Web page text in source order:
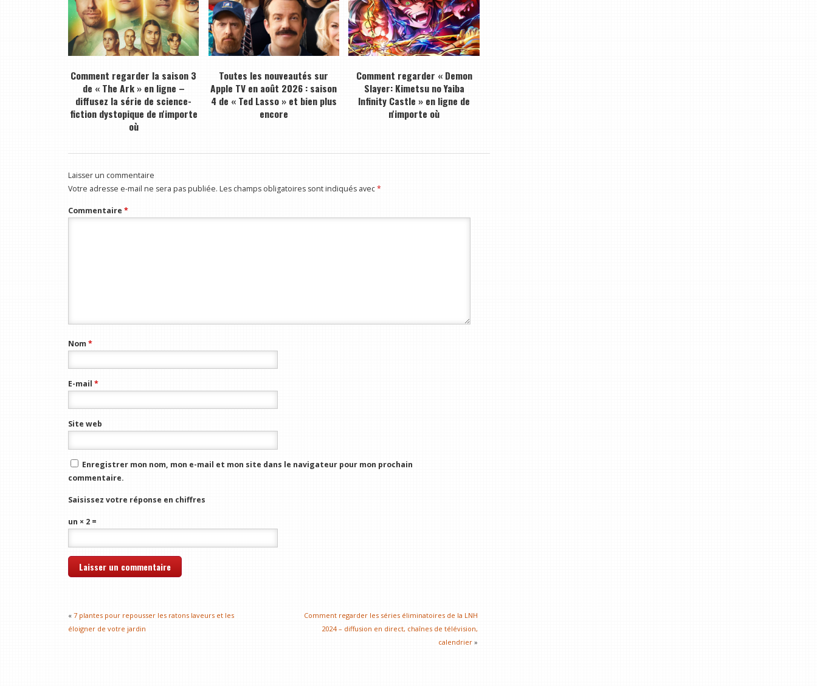
Comment regarder la saison 3
de « The Ark » en ligne –
diffusez la série de science-
fiction dystopique de n'importe
où
Toutes les nouveautés sur
Apple TV en août 2026 : saison
4 de « Ted Lasso » et bien plus
encore
Comment regarder « Demon
Slayer: Kimetsu no Yaiba
Infinity Castle » en ligne de
n'importe où
Laisser un commentaire
Votre adresse e-mail ne sera pas publiée. Les champs obligatoires sont indiqués avec*
Commentaire *
Nom*
E-mail *
Site web
Enregistrer mon nom, mon e-mail et mon site dans le navigateur pour mon prochain
commentaire.
Saisissez votre réponse en chiffres
un × 2 =
« 7 plantes pour repousser les ratons laveurs et les
éloigner de votre jardin
Comment regarder les séries éliminatoires de la LNH
2024 – diffusion en direct, chaînes de télévision,
calendrier»